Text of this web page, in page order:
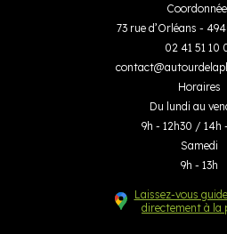
73 rue d’Orléans -
02 41 51 10
contact@
Horaires
Du lundi au
9h - 12h30 / 14h
Samedi
9h - 13h
Laissez-vous
directement à la